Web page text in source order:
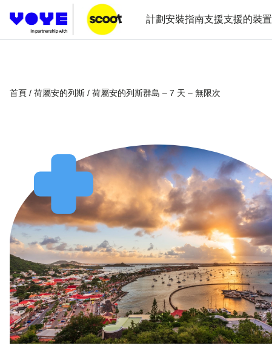
計劃安裝指南支援支援的裝置
首頁 / 荷屬安的列斯 / 荷屬安的列斯群島 – 7 天 – 無限次